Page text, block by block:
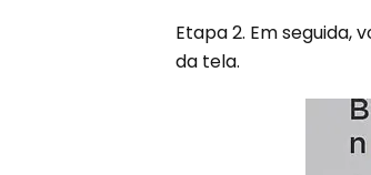
Etapa 2. Em
da tela.